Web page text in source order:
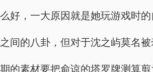
好，一大原因就是她玩游戏时的
间的八卦，但对于沈之屿莫名被
的素材要把俞谅的塔罗牌测算